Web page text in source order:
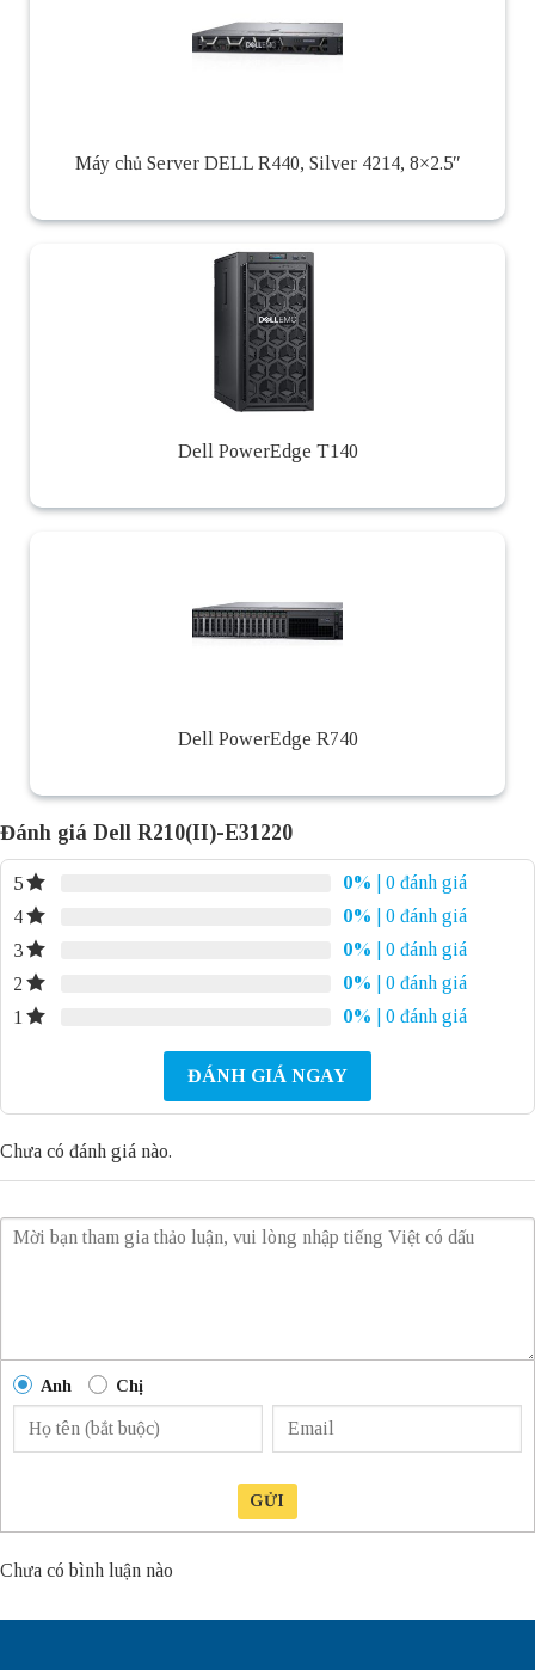
Máy chủ Server DELL R440, Silver 4214, 8×2.5″
Dell PowerEdge T140
Dell PowerEdge R740
Đánh giá Dell R210(II)-E31220
5 0%
| 0 đánh giá
4
0%
| 0 đánh giá
3
0%
| 0 đánh giá
2
0%
| 0 đánh giá
1
0% | 0 đánh giá
ĐÁNH GIÁ NGAY
Chưa có đánh giá nào.
Anh Chị
GỬI
Chưa có bình luận nào